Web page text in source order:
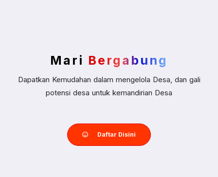
Mari Bergabung
Dapatkan Kemudahan dalam mengelola Desa, dan gali
potensi desa untuk kemandirian Desa
Daftar Disini